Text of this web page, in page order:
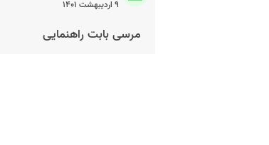
۹ اردیبهشت ۱۴۰۱
مرسی بابت راهنمایی